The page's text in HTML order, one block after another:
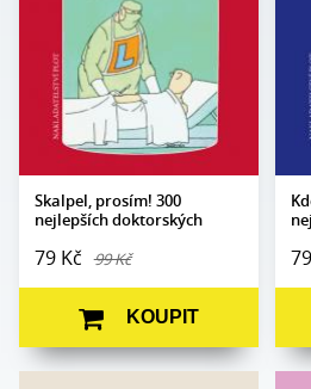
Skalpel, prosím! 300
nejlepších doktorských
79 Kč 99 Kč
Ilustrace Miroslav
Barták
vydání:
16. 6. 2021
KOUPIT